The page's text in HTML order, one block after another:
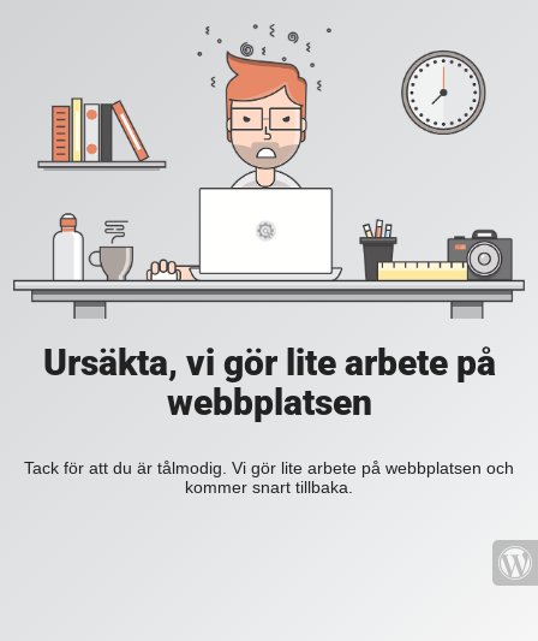
Ursäkta, vi gör lite arbete på
webbplatsen
Tack för att du är tålmodig. Vi gör lite arbete på webbplatsen och
kommer snart tillbaka.